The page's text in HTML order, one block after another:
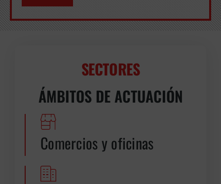
SECTORES
ÁMBITOS DE ACTUACIÓN
Comercios y oficinas